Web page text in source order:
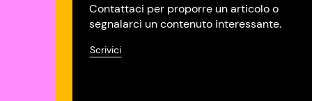
Contattaci per proporre un articolo o
segnalarci un contenuto interessante.
Scrivici